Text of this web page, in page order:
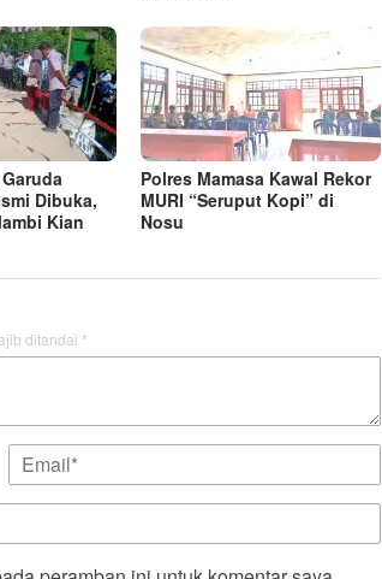
Dibuka,
Kian
Polres Mamasa Kawal Rekor
MURI “Seruput Kopi” di
Nosu
ditandai *